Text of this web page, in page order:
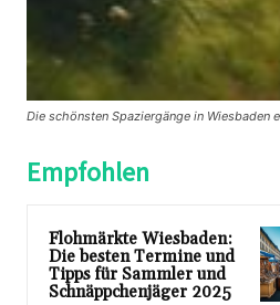
Die schönsten Spaziergänge in Wiesbaden
Empfohlen
Flohmärkte Wiesbaden:
Die besten Termine und
Tipps für Sammler und
Schnäppchenjäger 2025